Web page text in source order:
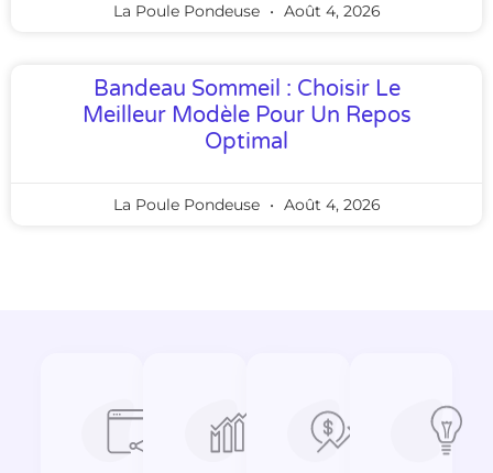
La Poule Pondeuse Août 4, 2026
Bandeau Sommeil : Choisir Le
Meilleur Modèle Pour Un Repos
Optimal
La Poule Pondeuse Août 4, 2026